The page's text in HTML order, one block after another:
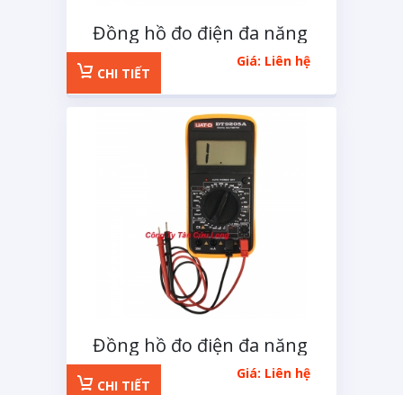
Đồng hồ đo điện đa năng
Hold Peak HP-770GGiá: Liên hệ
CHI TIẾT
Đồng hồ đo điện đa năng
Giá: Liên hệ
CHI TIẾT